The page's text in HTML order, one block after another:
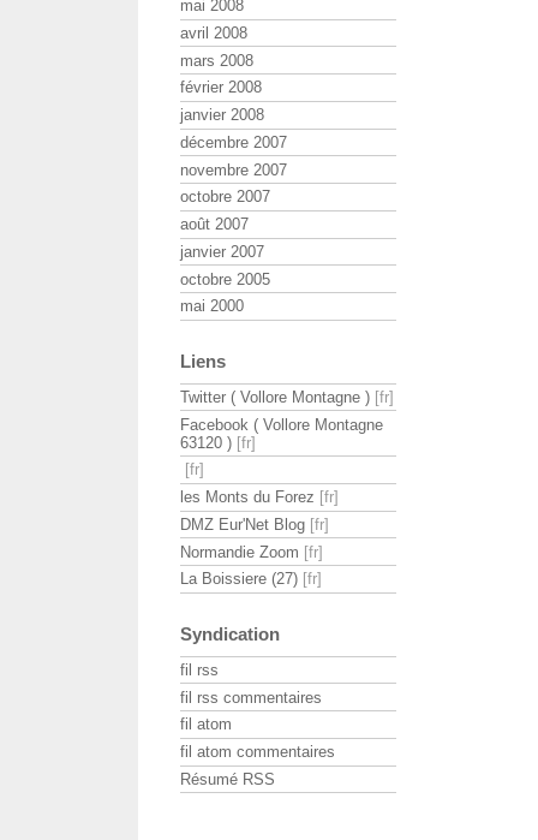
mai 2008
avril 2008
mars 2008
février 2008
janvier 2008
décembre 2007
novembre 2007
octobre 2007
août 2007
janvier 2007
octobre 2005
mai 2000
Liens
Twitter ( Vollore Montagne )
Facebook ( Vollore Montagne
63120 )
les Monts du Forez
DMZ Eur'Net Blog
Normandie Zoom
La Boissiere (27)
Syndication
fil rss
fil rss commentaires
fil atom
fil atom commentaires
Résumé RSS